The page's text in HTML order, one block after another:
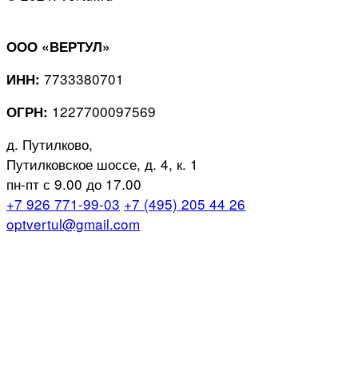
ООО «ВЕРТУЛ»
ИНН: 7733380701
ОГРН: 1227700097569
д. Путилково,
Путилковское шоссе, д. 4, к. 1
пн-пт с 9.00 до 17.00
+7 926 771-99-03 +7 (495) 205 44 26
optvertul@gmail.com